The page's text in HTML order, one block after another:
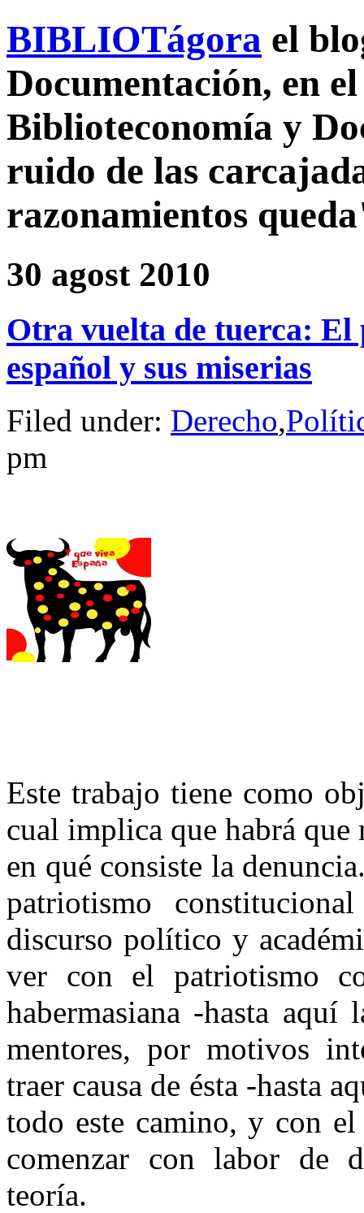
BIBLIOTágora el
Documentación, en
Biblioteconomía y
ruido de las
razonamientos
30 agost 2010
Otra vuelta de tuerca:
español y sus miserias
Filed under: Derecho,
pm
Este trabajo tiene como
cual implica que habrá que
en qué consiste la
patriotismo
discurso político y
ver con el patriotismo
habermasiana -hasta
mentores, por motivos
traer causa de ésta -hasta
todo este camino, y con
comenzar con labor de
teoría.